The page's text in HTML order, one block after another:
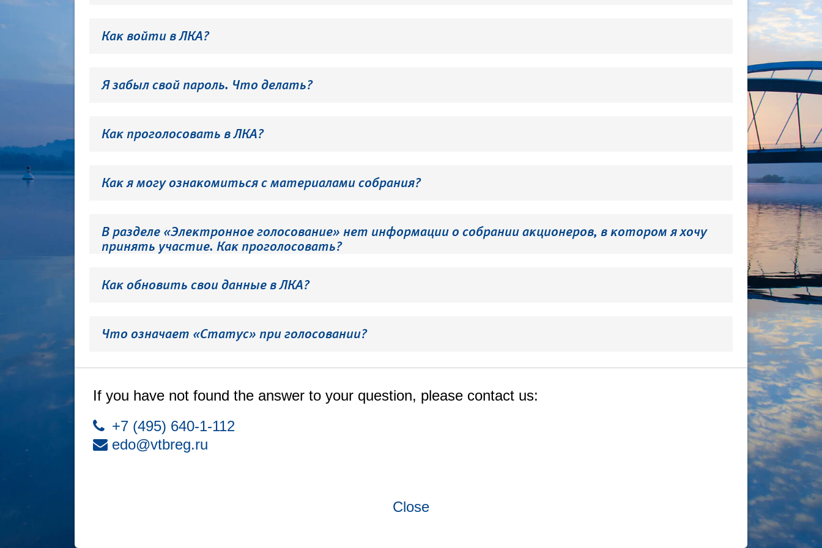
Как войти в ЛКА?
Я забыл свой пароль. Что делать?
Как проголосовать в ЛКА?
Как я могу ознакомиться с материалами собрания?
В разделе «Электронное голосование» нет информации о собрании акционеров, в котором я хочу
принять участие. Как проголосовать?
Как обновить свои данные в ЛКА?
Что означает «Статус» при голосовании?
If you have not found the answer to your question, please contact us:
+7 (495) 640-1-112
edo@vtbreg.ru
Close